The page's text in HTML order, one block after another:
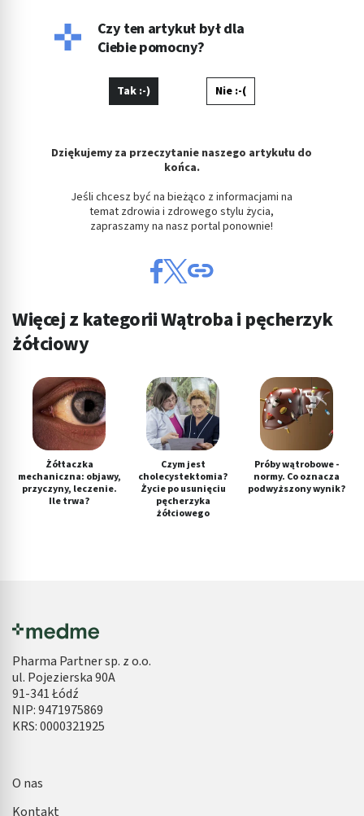
Czy ten artykuł był dla
Ciebie pomocny?
Tak :-) Nie :-(
Dziękujemy za przeczytanie naszego artykułu do
końca.
Jeśli chcesz być na bieżąco z informacjami na
temat zdrowia i zdrowego stylu życia,
zapraszamy na nasz portal ponownie!
Więcej z kategorii Wątroba i pęcherzyk
żółciowy
Żółtaczka
mechaniczna: objawy,
przyczyny, leczenie.
Ile trwa?
Czym jest
cholecystektomia?
Życie po usunięciu
pęcherzyka
żółciowego
Próby wątrobowe -
normy. Co oznacza
podwyższony wynik?
Pharma Partner sp. z o.o.
ul. Pojezierska 90A
91-341 Łódź
NIP: 9471975869
KRS: 0000321925
O nas
Kontakt